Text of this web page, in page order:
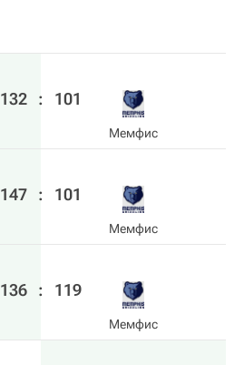
132 : 101
Мемфис
147 : 101
Мемфис
136 : 119
Мемфис